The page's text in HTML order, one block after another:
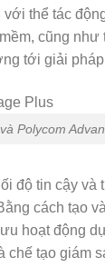
với thể tác
cũng như
tới giải pháp
Polycom
độ tin cậy và
cách tạo
hoạt động
chế tạo giám